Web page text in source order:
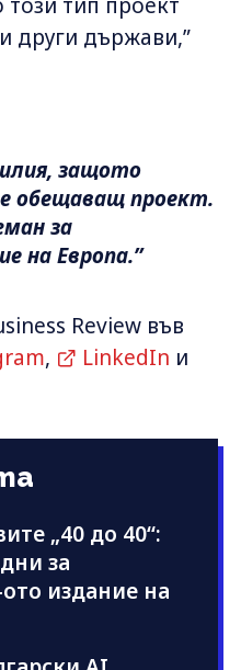
тип проект
други държави,”
защото
обещаващ проект.
за
на Европа.”
Review във
, LinkedIn и
„40 до 40“:
за
издание на